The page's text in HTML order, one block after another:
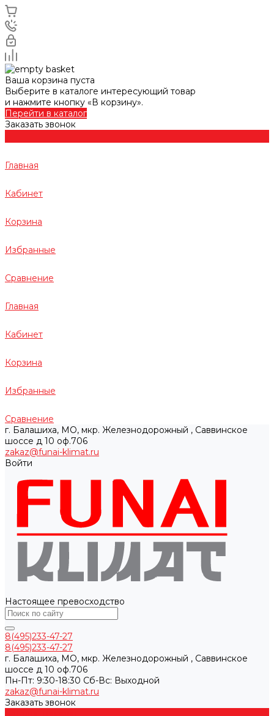
Ваша корзина пуста
Выберите в каталоге интересующий товар
и нажмите кнопку «В корзину».
Перейти в каталог
Заказать звонок
Главная
Кабинет
Корзина
Избранные
Сравнение
Главная
Кабинет
Корзина
Избранные
Сравнение
г. Балашиха, МО, мкр. Железнодорожный , Саввинское
шоссе д 10 оф.706
zakaz@funai-klimat.ru
Войти
Настоящее превосходство
8(495)233-47-27
8(495)233-47-27
г. Балашиха, МО, мкр. Железнодорожный , Саввинское
шоссе д 10 оф.706
Пн-Пт: 9:30-18:30 Cб-Вс: Выходной
zakaz@funai-klimat.ru
Заказать звонок